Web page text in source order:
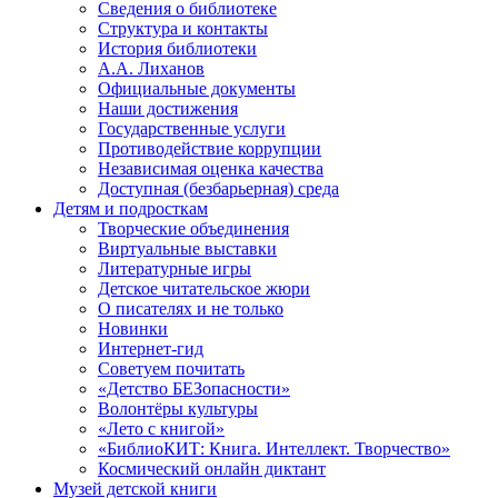
Сведения о библиотеке
Структура и контакты
История библиотеки
А.А. Лиханов
Официальные документы
Наши достижения
Государственные услуги
Противодействие коррупции
Независимая оценка качества
Доступная (безбарьерная) среда
Детям и подросткам
Творческие объединения
Виртуальные выставки
Литературные игры
Детское читательское жюри
О писателях и не только
Новинки
Интернет-гид
Советуем почитать
«Детство БЕЗопасности»
Волонтёры культуры
«Лето с книгой»
«БиблиоКИТ: Книга. Интеллект. Творчество»
Космический онлайн диктант
Музей детской книги